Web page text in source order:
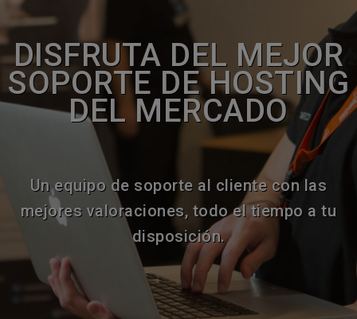
DISFRUTA DEL MEJOR
SOPORTE DE HOSTING
DEL MERCADO
Un equipo de soporte al cliente con las
mejores valoraciones, todo el tiempo a tu
disposición.